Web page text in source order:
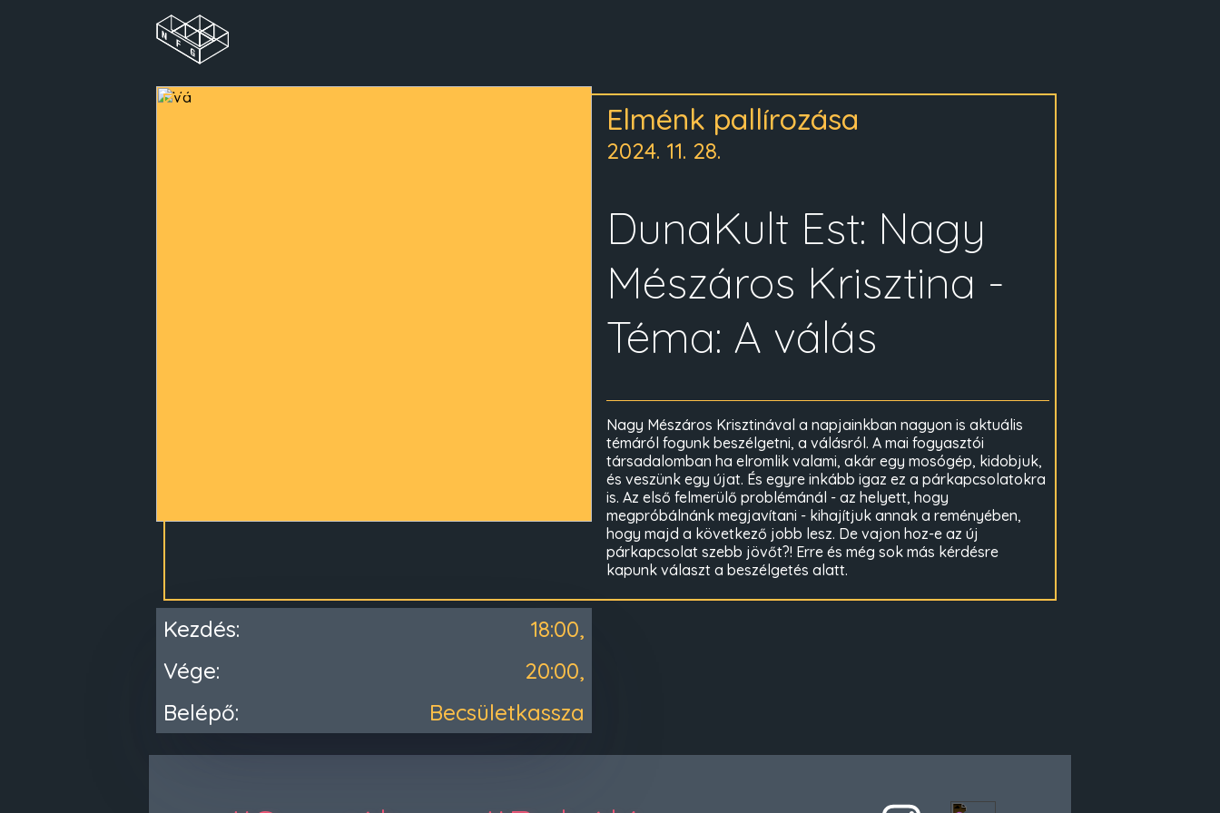
Elménk pallírozása
2024. 11. 28.
DunaKult Est: Nagy
Mészáros Krisztina -
Téma: A válás
Nagy Mészáros Krisztinával a napjainkban nagyon is aktuális
témáról fogunk beszélgetni, a válásról. A mai fogyasztói
társadalomban ha elromlik valami, akár egy mosógép, kidobjuk,
és veszünk egy újat. És egyre inkább igaz ez a párkapcsolatokra
is. Az első felmerülő problémánál - az helyett, hogy
megpróbálnánk megjavítani - kihajítjuk annak a reményében,
hogy majd a következő jobb lesz. De vajon hoz-e az új
párkapcsolat szebb jövőt?! Erre és még sok más kérdésre
kapunk választ a beszélgetés alatt.
Kezdés:
18:00,
Vége:
20:00,
Belépő:
Becsületkassza